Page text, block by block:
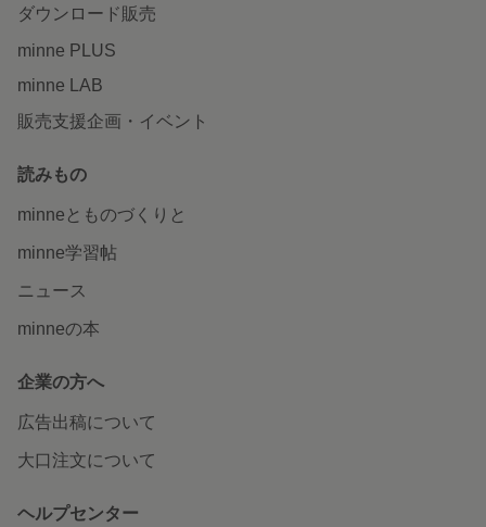
ダウンロード販売
minne PLUS
minne LAB
販売支援企画・イベント
読みもの
minneとものづくりと
minne学習帖
ニュース
minneの本
企業の方へ
広告出稿について
大口注文について
ヘルプセンター